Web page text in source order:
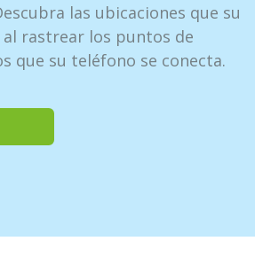
las ubicaciones que su
rastrear los puntos de
que su teléfono se conecta.